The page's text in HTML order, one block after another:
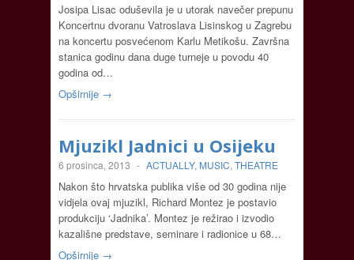
Josipa Lisac oduševila je u utorak navečer prepunu
Koncertnu dvoranu Vatroslava Lisinskog u Zagrebu
na koncertu posvećenom Karlu Metikošu. Završna
stanica godinu dana duge turneje u povodu 40
godina od…
Opširnije →
Mjuzikl Jadnici u Osijeku
6 prosinca, 2013 - ACTUALLY, MUSIC, THEATRE
Nakon što hrvatska publika više od 30 godina nije
vidjela ovaj mjuzikl, Richard Montez je postavio
produkciju ‘Jadnika’. Montez je režirao i izvodio
kazališne predstave, seminare i radionice u 68…
Opširnije →